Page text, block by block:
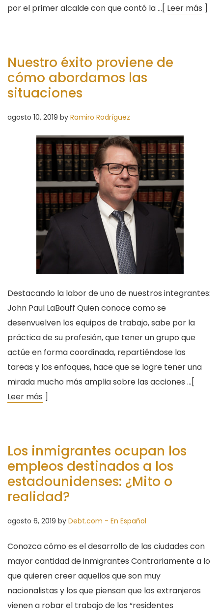
por el primer alcalde con que contó la …[ Leer más ]
Nuestro éxito proviene de
cómo abordamos las
situaciones
agosto 10, 2019 by Ramiro Rodríguez
Destacando la labor de uno de nuestros integrantes:
John Paul LaBouff Quien conoce como se
desenvuelven los equipos de trabajo, sabe por la
práctica de su profesión, que tener un grupo que
actúe en forma coordinada, repartiéndose las
tareas y los enfoques, hace que se logre tener una
mirada mucho más amplia sobre las acciones …[
Leer más ]
Los inmigrantes ocupan los
empleos destinados a los
estadounidenses: ¿Mito o
realidad?
agosto 6, 2019 by Debt.com - En Español
Conozca cómo es el desarrollo de las ciudades con
mayor cantidad de inmigrantes Contrariamente a lo
que quieren creer aquellos que son muy
nacionalistas y los que piensan que los extranjeros
vienen a robar el trabajo de los “residentes